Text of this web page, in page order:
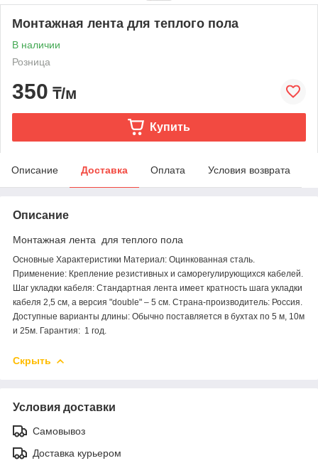
Монтажная лента для теплого пола
В наличии
Розница
350 ₸/м
Купить
Описание Доставка Оплата Условия возврата
Описание
Монтажная лента для теплого пола
Основные Характеристики Материал: Оцинкованная сталь.
Применение: Крепление резистивных и саморегулирующихся кабелей.
Шаг укладки кабеля: Стандартная лента имеет кратность шага укладки
кабеля 2,5 см, а версия "double" – 5 см. Страна-производитель: Россия.
Доступные варианты длины: Обычно поставляется в бухтах по 5 м, 10м
и 25м. Гарантия: 1 год.
Скрыть
Условия доставки
Самовывоз
Доставка курьером